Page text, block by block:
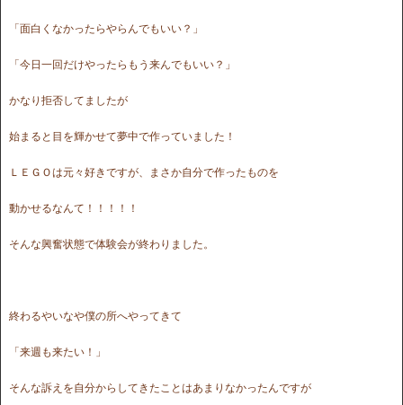
「面白くなかったらやらんでもいい？」
「今日一回だけやったらもう来んでもいい？」
かなり拒否してましたが
始まると目を輝かせて夢中で作っていました！
ＬＥＧＯは元々好きですが、まさか自分で作ったものを
動かせるなんて！！！！！
そんな興奮状態で体験会が終わりました。
終わるやいなや僕の所へやってきて
「来週も来たい！」
そんな訴えを自分からしてきたことはあまりなかったんですが